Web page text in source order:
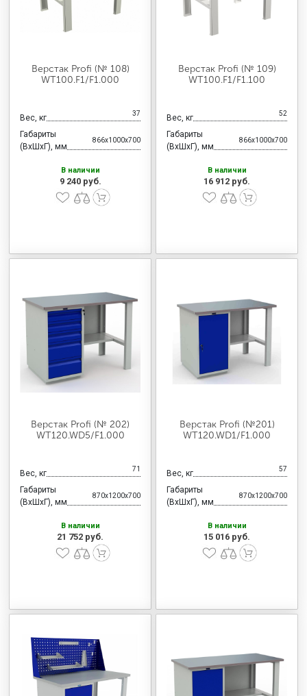
ОФИСНАЯ МЕБЕЛЬ
МЕБЕЛЬ ДЛЯ ДОМА
МЕБЕЛЬ ДЛЯ СТОЛОВЫХ
Верстак Profi (№ 108)
WT100.F1/F1.000
Вес, кг 37
Габариты
(ВхШхГ), мм
866x1000x700
В наличии
9 240 руб.
Верстак Profi (№ 109)
WT100.F1/F1.100
Вес, кг 52
Габариты
(ВхШхГ), мм
866x1000x700
В наличии
16 912 руб.
Верстак Profi (№ 202)
WT120.WD5/F1.000
Вес, кг 71
Габариты
(ВхШхГ), мм
870x1200x700
В наличии
21 752 руб.
Верстак Profi (№201)
WT120.WD1/F1.000
Вес, кг 57
Габариты
(ВхШхГ), мм
870x1200x700
В наличии
15 016 руб.